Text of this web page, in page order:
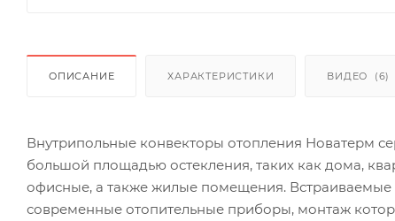
ОПИСАНИЕ ХАРАКТЕРИСТИКИ ВИДЕО (6)
Внутрипольные конвекторы отопления Новатерм
большой площадью остекления, таких как дома,
офисные, а также жилые помещения.
современные отопительные приборы, монтаж